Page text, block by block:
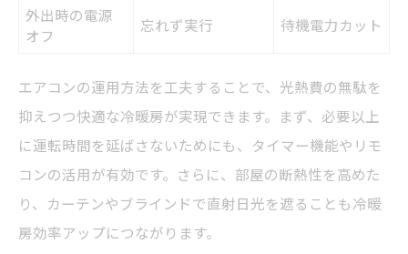
外出時の電源
オフ
忘れず実行 待機電力カット
エアコンの運用方法を工夫することで、光熱費の無駄を
抑えつつ快適な冷暖房が実現できます。まず、必要以上
に運転時間を延ばさないためにも、タイマー機能やリモ
コンの活用が有効です。さらに、部屋の断熱性を高めた
り、カーテンやブラインドで直射日光を遮ることも冷暖
房効率アップにつながります。